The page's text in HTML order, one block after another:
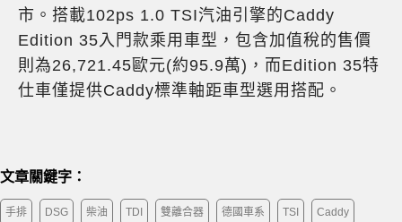
市。搭載102ps 1.0 TSI汽油引擎的Caddy
Edition 35入門款乘用車型，包含加值稅的售價
則為26,721.45歐元(約95.9萬)，而Edition 35特
仕車僅提供Caddy標準軸距車型選用搭配。
文章關鍵字：
手排 DSG 柴油 TDI 雙離合器 德國車系 TSI Caddy